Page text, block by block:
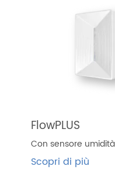
FlowPLUS
Con sensore
Scopri di più